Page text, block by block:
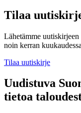
Tilaa
Lähetämme
noin kerran
Tilaa uutiskirje
Uudistuva
tietoa